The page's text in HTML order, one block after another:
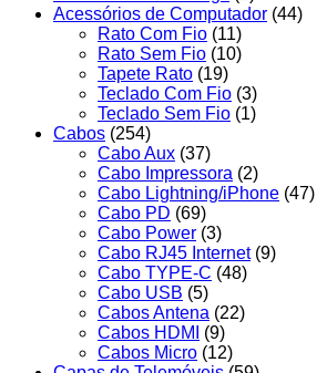
Acessórios de Computador (44)
Rato Com Fio (11)
Rato Sem Fio (10)
Tapete Rato (19)
Teclado Com Fio (3)
Teclado Sem Fio (1)
Cabos (254)
Cabo Aux (37)
Cabo Impressora (2)
Cabo Lightning/iPhone (47)
Cabo PD (69)
Cabo Power (3)
Cabo RJ45 Internet (9)
Cabo TYPE-C (48)
Cabo USB (5)
Cabos Antena (22)
Cabos HDMI
(9)
Cabos Micro (12)